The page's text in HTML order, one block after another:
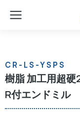
CR-LS-YSPS
樹脂 加工用超
R付エンドミル